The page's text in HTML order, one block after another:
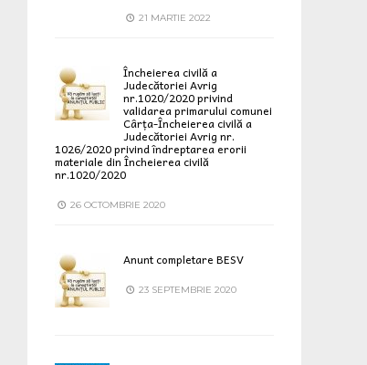
21 MARTIE 2022
Încheierea civilă a
Judecătoriei Avrig
nr.1020/2020 privind
validarea primarului comunei
Cârța-Încheierea civilă a
Judecătoriei Avrig nr.
1026/2020 privind îndreptarea erorii
materiale din Încheierea civilă
nr.1020/2020
26 OCTOMBRIE 2020
Anunt completare BESV
23 SEPTEMBRIE 2020